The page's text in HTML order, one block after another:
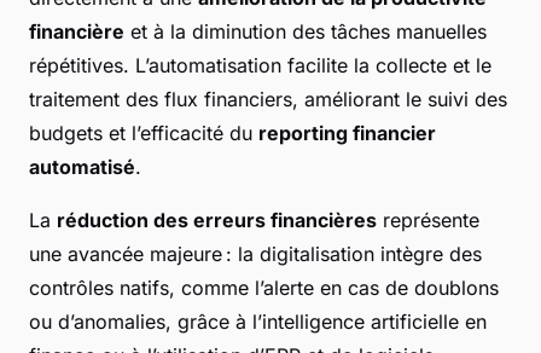
financière et à la diminution des tâches manuelles
répétitives. L’automatisation facilite la collecte et le
traitement des flux financiers, améliorant le suivi des
budgets et l’efficacité du reporting financier
automatisé.
La réduction des erreurs financières représente
une avancée majeure : la digitalisation intègre des
contrôles natifs, comme l’alerte en cas de doublons
ou d’anomalies, grâce à l’intelligence artificielle en